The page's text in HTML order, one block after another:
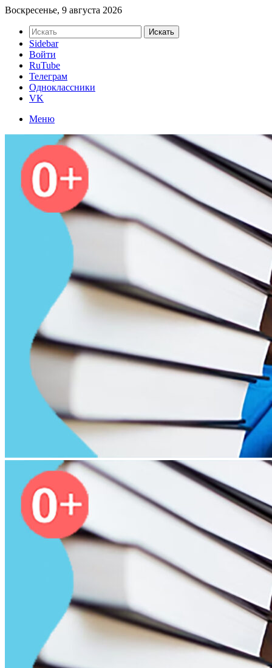
Воскресенье, 9 августа 2026
Искать
Sidebar
Войти
RuTube
Телеграм
Одноклассники
VK
Меню